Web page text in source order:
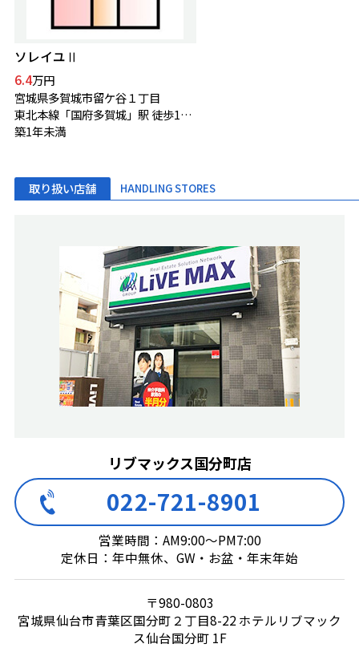
ソレイユⅡ
6.4万円
宮城県多賀城市留ケ谷１丁目
東北本線「国府多賀城」駅 徒歩19分
築1年未満
取り扱い店舗 HANDLING STORES
リブマックス国分町店
022-721-8901
営業時間：AM9:00～PM7:00
定休日：年中無休、GW・お盆・年末年始
〒980-0803
宮城県仙台市青葉区国分町２丁目8-22 ホテルリブマック
ス仙台国分町 1F